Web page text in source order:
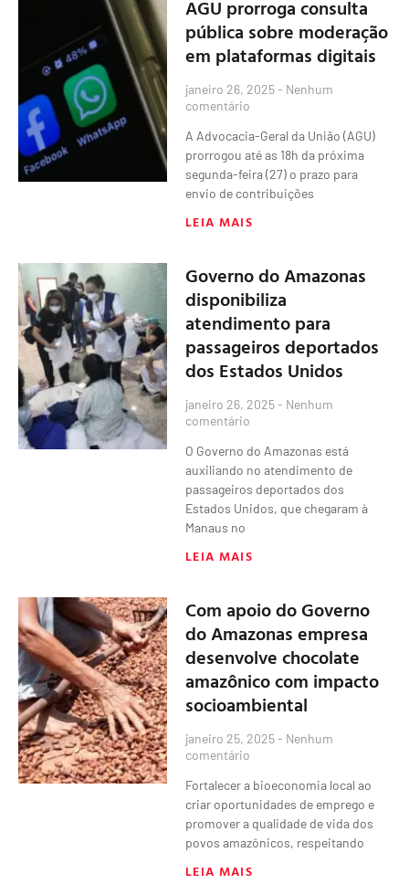
AGU prorroga consulta
pública sobre moderação
em plataformas digitais
janeiro 26, 2025 Nenhum
comentário
A Advocacia-Geral da União (AGU)
prorrogou até as 18h da próxima
segunda-feira (27) o prazo para
envio de contribuições
LEIA MAIS
Governo do Amazonas
disponibiliza
atendimento para
passageiros deportados
dos Estados Unidos
janeiro 26, 2025 Nenhum
comentário
O Governo do Amazonas está
auxiliando no atendimento de
passageiros deportados dos
Estados Unidos, que chegaram à
Manaus no
LEIA MAIS
Com apoio do Governo
do Amazonas empresa
desenvolve chocolate
amazônico com impacto
socioambiental
janeiro 25, 2025 Nenhum
comentário
Fortalecer a bioeconomia local ao
criar oportunidades de emprego e
promover a qualidade de vida dos
povos amazônicos, respeitando
LEIA MAIS